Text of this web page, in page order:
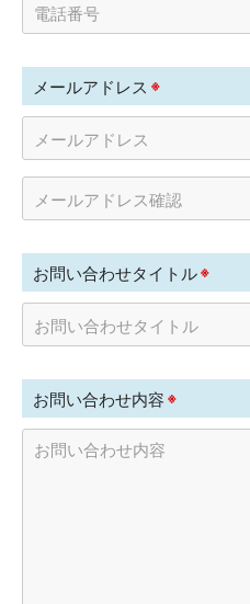
メールアドレス ※
お問い合わせタイトル※
お問い合わせ内容 ※